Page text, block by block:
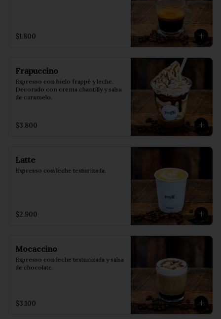
$1.800
Frapuccino
Expresso con hielo frappé y leche.
Decorado con crema chantilly y salsa
de caramelo.
$3.800
Latte
Expresso con leche texturizada.
$2.900
Mocaccino
Expresso con leche texturizada y salsa
de chocolate.
$3.100